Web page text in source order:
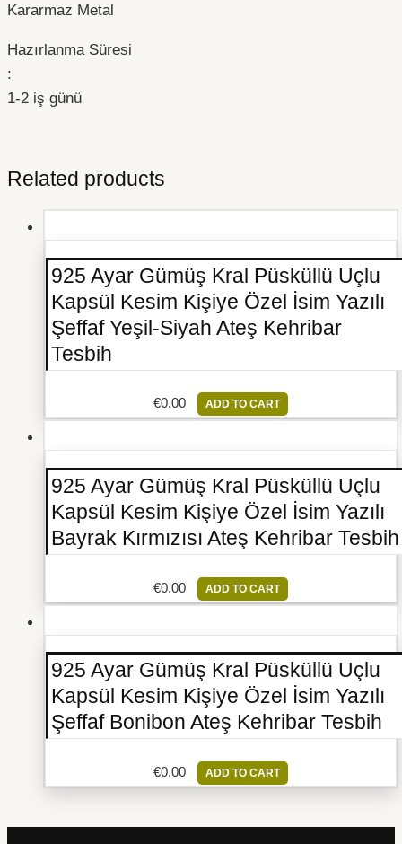
Kararmaz Metal
Hazırlanma Süresi
:
1-2 iş günü
Related products
925 Ayar Gümüş Kral Püsküllü Uçlu
Kapsül Kesim Kişiye Özel İsim Yazılı
Şeffaf Yeşil-Siyah Ateş Kehribar
Tesbih
€0.00 ADD TO CART
925 Ayar Gümüş Kral Püsküllü Uçlu
Kapsül Kesim Kişiye Özel İsim Yazılı
Bayrak Kırmızısı Ateş Kehribar Tesbih
€0.00 ADD TO CART
925 Ayar Gümüş Kral Püsküllü Uçlu
Kapsül Kesim Kişiye Özel İsim Yazılı
Şeffaf Bonibon Ateş Kehribar Tesbih
€0.00 ADD TO CART